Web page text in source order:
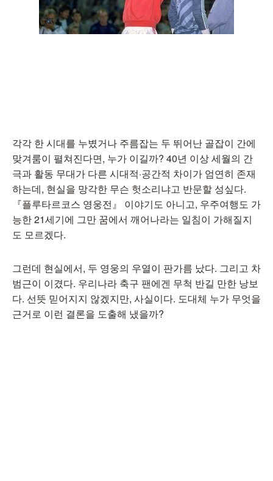
각각 한 시대를 누볐거나 주름잡는 두 뛰어난 골잡이 간에
맞겨룸이 펼쳐진다면, 누가 이길까? 40년 이상 세월의 간
극과 활동 무대가 다른 시대적·공간적 차이가 엄연히 존재
하는데, 현실을 망각한 무슨 헛소리냐고 반문할 성싶다.
『플루타르코스 영웅전』 이야기도 아니고, 우주여행도 가
능한 21세기에 그만 꿈에서 깨어나라는 일침이 가해질지
도 모르겠다.
그런데 현실에서, 두 영웅의 우열이 판가름 났다. 그리고 차
범근이 이겼다. 우리나라 축구 팬에겐 무척 반길 만한 낭보
다. 선뜻 믿어지지 않겠지만, 사실이다. 도대체 누가 무엇을
근거로 이런 결론을 도출해 냈을까?